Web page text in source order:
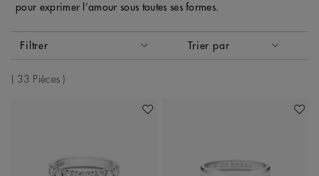
pour exprimer l’amour sous toutes ses formes.
Filtrer Trier par
Trier par
33 Pièces
Ajouter À Ma Wishlist